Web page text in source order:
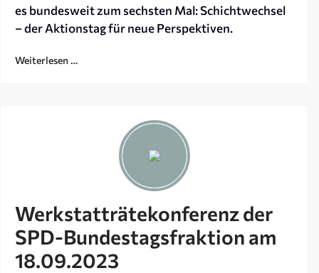
es bundesweit zum sechsten Mal: Schichtwechsel
– der Aktionstag für neue Perspektiven.
Weiterlesen …
Werkstatträtekonferenz der
SPD-Bundestagsfraktion am
18.09.2023